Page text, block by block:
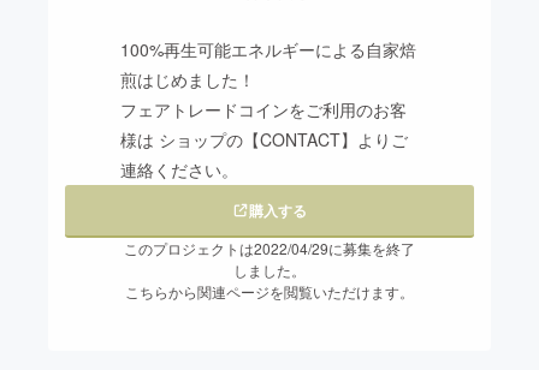
まちづくり・地域活性化
CAMPFIRE for Social Good
CAMPFIREふるさと納税machi-ya
100%再生可能エネルギーによる自家焙
煎はじめました！
フェアトレードコインをご利用のお客
様は ショップの【CONTACT】よりご
連絡ください。
購入する
このプロジェクトは2022/04/29に募集を終了
しました。
こちらから関連ページを閲覧いただけます。